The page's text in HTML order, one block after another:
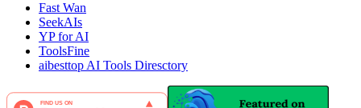
Fast Wan
SeekAIs
YP for AI
ToolsFine
aibesttop AI Tools Diresctory